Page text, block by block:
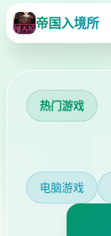
帝国入境所
热门游戏
电脑游戏